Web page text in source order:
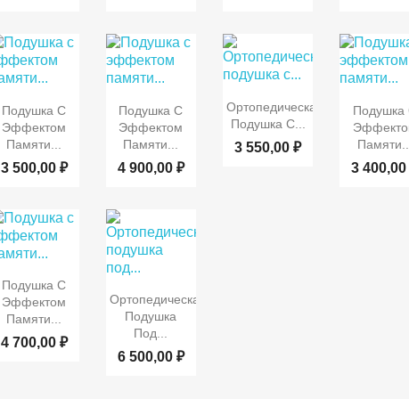
 Быстрый
просмотр
Подушка С
Эффектом
Памяти...
3 500,00 ₽
 Быстрый
просмотр
Подушка С
Эффектом
Памяти...
4 900,00 ₽
 Быстрый
просмотр
Ортопедическая
Подушка С...
3 550,00 ₽

Подушка
Памяти...
3 400,00
 Быстрый
просмотр
Подушка С
Эффектом
Памяти...
4 700,00 ₽
 Быстрый
просмотр
Ортопедическая
Подушка
Под...
6 500,00 ₽